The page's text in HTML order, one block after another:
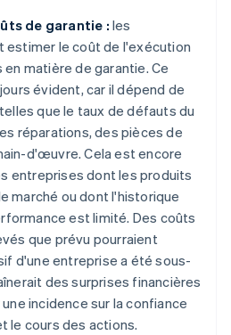
de garantie : les
estimer le coût de l'exécution
matière de garantie. Ce
évident, car il dépend de
que le taux de défauts du
réparations, des pièces de
d'œuvre. Cela est encore
entreprises dont les produits
marché ou dont l'historique
est limité. Des coûts
que prévu pourraient
d'une entreprise a été sous-
des surprises financières
incidence sur la confiance
le cours des actions.